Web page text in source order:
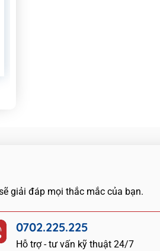
giải đáp mọi thắc mắc của bạn.
0702.225.225
Hỗ trợ - tư vấn kỹ thuật 24/7